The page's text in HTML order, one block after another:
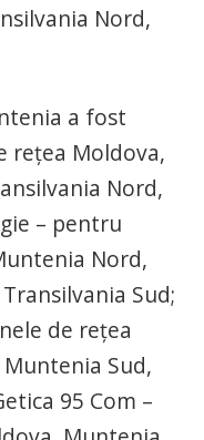
Nord,
a fost
reţea Moldova,
Nord,
– pentru
Nord,
Sud;
de reţea
Sud,
95 Com –